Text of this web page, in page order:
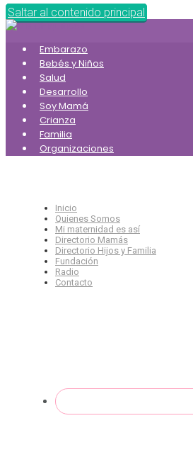
Saltar al contenido principal
Embarazo
Bebés y Niños
Salud
Desarrollo
Soy Mamá
Crianza
Familia
Organizaciones
Inicio
Quienes Somos
Mi maternidad es así
Directorio Mamás
Directorio Hijos y Familia
Fundación
Radio
Contacto